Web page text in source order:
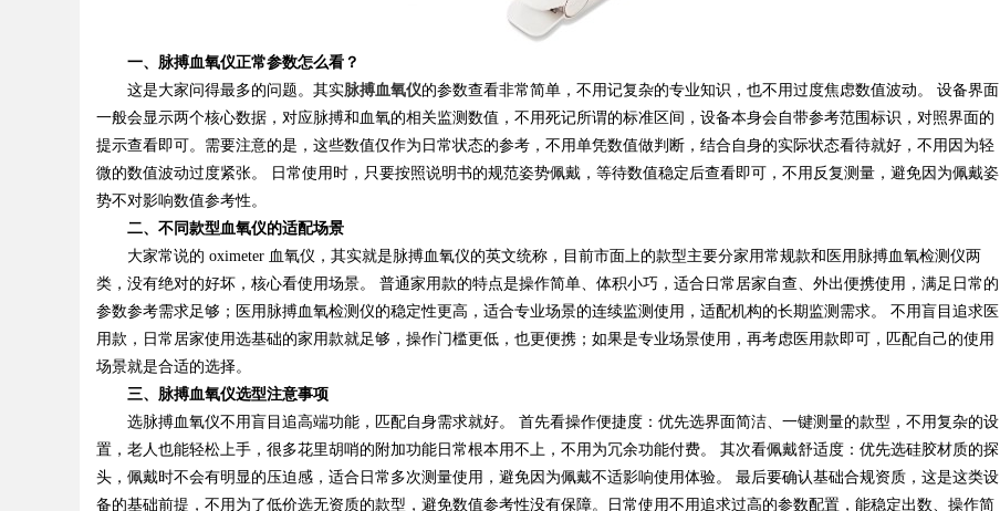
一、脉搏血氧仪正常参数怎么看？
这是大家问得最多的问题。其实脉搏血氧仪的参数查看非常简单，不用记复杂的专业知识，也不用过度焦虑数值波动。 设备界面
一般会显示两个核心数据，对应脉搏和血氧的相关监测数值，不用死记所谓的标准区间，设备本身会自带参考范围标识，对照界面的
提示查看即可。需要注意的是，这些数值仅作为日常状态的参考，不用单凭数值做判断，结合自身的实际状态看待就好，不用因为轻
微的数值波动过度紧张。 日常使用时，只要按照说明书的规范姿势佩戴，等待数值稳定后查看即可，不用反复测量，避免因为佩戴姿
势不对影响数值参考性。
二、不同款型血氧仪的适配场景
大家常说的 oximeter 血氧仪，其实就是脉搏血氧仪的英文统称，目前市面上的款型主要分家用常规款和医用脉搏血氧检测仪两
类，没有绝对的好坏，核心看使用场景。 普通家用款的特点是操作简单、体积小巧，适合日常居家自查、外出便携使用，满足日常的
参数参考需求足够；医用脉搏血氧检测仪的稳定性更高，适合专业场景的连续监测使用，适配机构的长期监测需求。 不用盲目追求医
用款，日常居家使用选基础的家用款就足够，操作门槛更低，也更便携；如果是专业场景使用，再考虑医用款即可，匹配自己的使用
场景就是合适的选择。
三、脉搏血氧仪选型注意事项
选脉搏血氧仪不用盲目追高端功能，匹配自身需求就好。 首先看操作便捷度：优先选界面简洁、一键测量的款型，不用复杂的设
置，老人也能轻松上手，很多花里胡哨的附加功能日常根本用不上，不用为冗余功能付费。 其次看佩戴舒适度：优先选硅胶材质的探
头，佩戴时不会有明显的压迫感，适合日常多次测量使用，避免因为佩戴不适影响使用体验。 最后要确认基础合规资质，这是这类设
备的基础前提，不用为了低价选无资质的款型，避免数值参考性没有保障。日常使用不用追求过高的参数配置，能稳定出数、操作简